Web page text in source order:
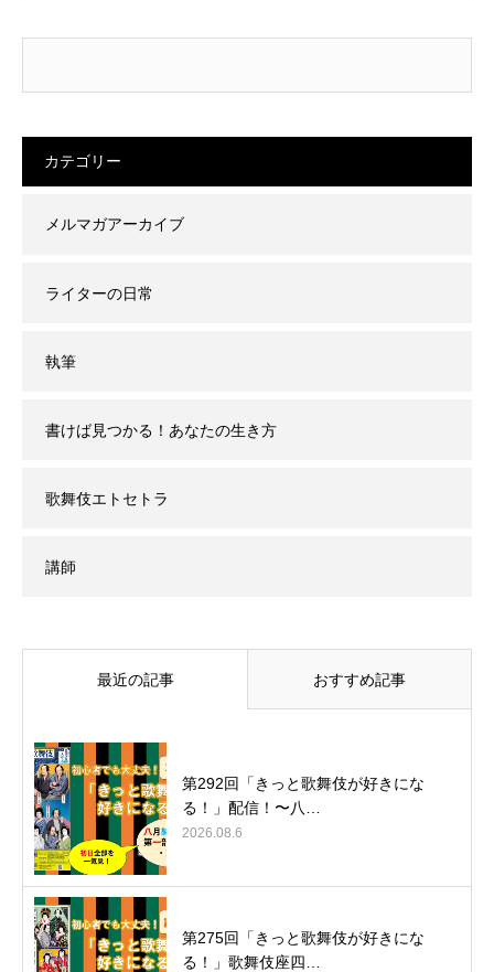
カテゴリー
メルマガアーカイブ
ライターの日常
執筆
書けば見つかる！あなたの生き方
歌舞伎エトセトラ
講師
最近の記事 おすすめ記事
第292回「きっと歌舞伎が好きにな
る！」配信！〜八…
2026.08.6
第275回「きっと歌舞伎が好きにな
る！」歌舞伎座四…